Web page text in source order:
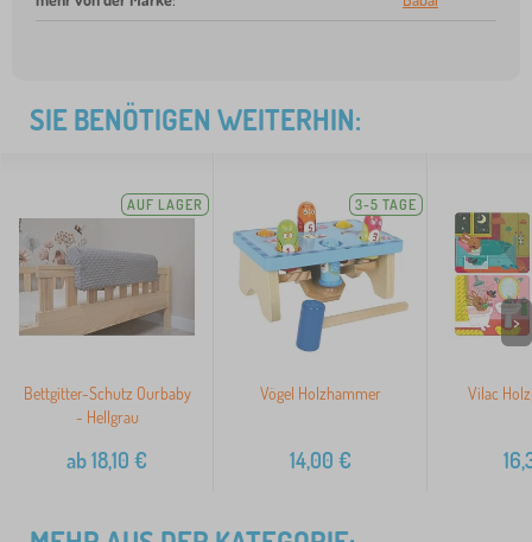
SIE BENÖTIGEN WEITERHIN:
AUF LAGER
Bettgitter-Schutz Ourbaby
- Hellgrau
ab18,10 €
3-5 TAGE
Vögel Holzhammer
14,00 €
Vilac
>